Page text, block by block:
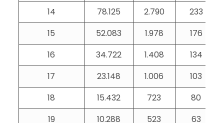
14
78.125 2.790
233
15
52.083 1.978
176
16
34.722 1.408
134
17
23.148 1.006
103
18
15.432 723
80
19
10.288 523
63